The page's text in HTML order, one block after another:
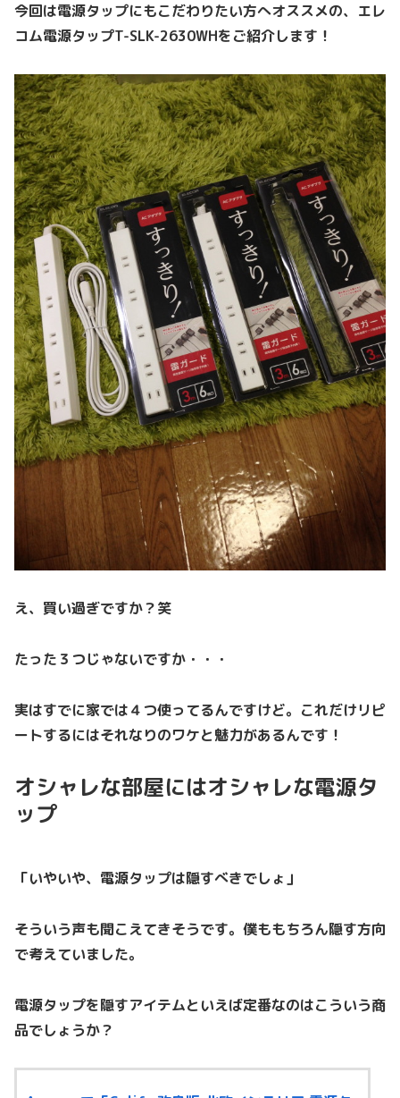
今回は電源タップにもこだわりたい方へオススメの、エレ
コム電源タップT-SLK-2630WHをご紹介します！
え、買い過ぎですか？笑
たった３つじゃないですか・・・
実はすでに家では４つ使ってるんですけど。これだけリピ
ートするにはそれなりのワケと魅力があるんです！
オシャレな部屋にはオシャレな電源タ
ップ
「いやいや、電源タップは隠すべきでしょ」
そういう声も聞こえてきそうです。僕ももちろん隠す方向
で考えていました。
電源タップを隠すアイテムといえば定番なのはこういう商
品でしょうか？